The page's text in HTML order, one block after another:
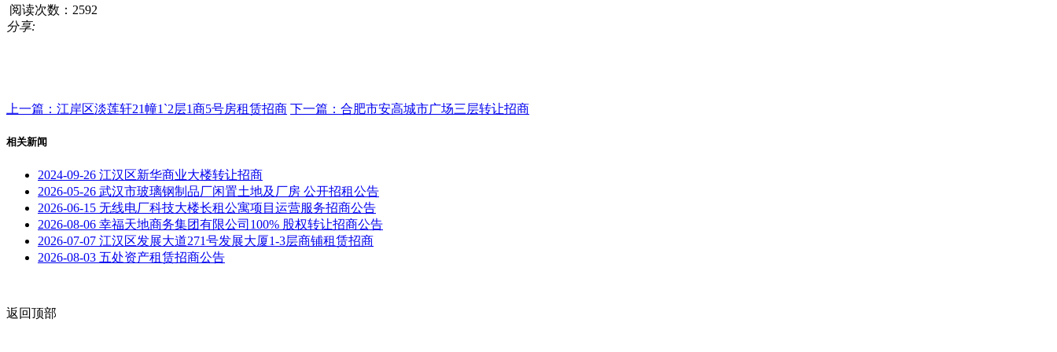
阅读次数：2592
分享:
上一篇：江岸区淡莲轩21幢1`2层1商5号房租赁招商 下一篇：合肥市安高城市广场三层转让招商
相关新闻
2024-09-26 江汉区新华商业大楼转让招商
2026-05-26 武汉市玻璃钢制品厂闲置土地及厂房 公开招租公告
2026-06-15 无线电厂科技大楼长租公寓项目运营服务招商公告
2026-08-06 幸福天地商务集团有限公司100% 股权转让招商公告
2026-07-07 江汉区发展大道271号发展大厦1-3层商铺租赁招商
2026-08-03 五处资产租赁招商公告
返回顶部